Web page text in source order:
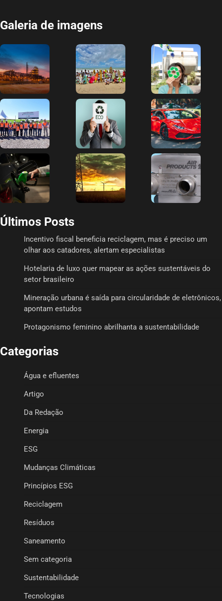
Galeria de imagens
Últimos Posts
Incentivo fiscal beneficia reciclagem, mas é preciso um
olhar aos catadores, alertam especialistas
Hotelaria de luxo quer mapear as ações sustentáveis do
setor brasileiro
Mineração urbana é saída para circularidade de eletrônicos,
apontam estudos
Protagonismo feminino abrilhanta a sustentabilidade
Categorias
Água e efluentes
Artigo
Da Redação
Energia
ESG
Mudanças Climáticas
Princípios ESG
Reciclagem
Resíduos
Saneamento
Sem categoria
Sustentabilidade
Tecnologias